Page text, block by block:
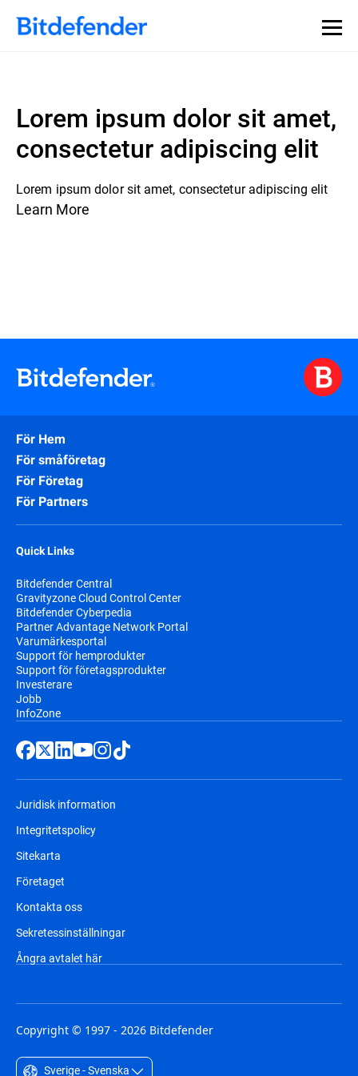
Lorem ipsum dolor sit amet,
consectetur adipiscing elit
Lorem ipsum dolor sit amet, consectetur adipiscing elit
Learn More
För Hem
För småföretag
För Företag
För Partners
Quick Links
Bitdefender Central
Gravityzone Cloud Control Center
Bitdefender Cyberpedia
Partner Advantage Network Portal
Varumärkesportal
Support för hemprodukter
Support för företagsprodukter
Investerare
Jobb
InfoZone
Juridisk information
Integritetspolicy
Sitekarta
Företaget
Kontakta oss
Sekretessinställningar
Ångra avtalet här
Copyright © 1997 - 2026 Bitdefender
Sverige - Svenska